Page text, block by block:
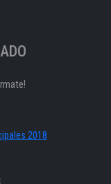
2018